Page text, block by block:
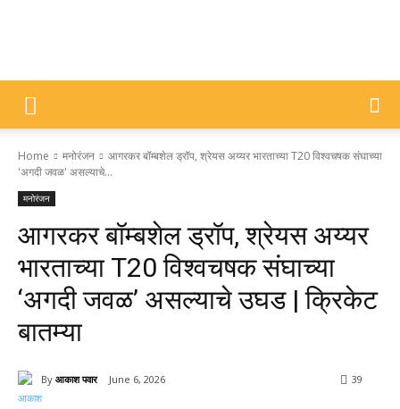
DIVYAJYOTI
SAMACHAR
Home मनोरंजन
आगरकर बॉम्बशेल ड्रॉप, श्रेयस अय्यर भारताच्या T20 विश्वचषक संघाच्या
'अगदी जवळ' असल्याचे...
मनोरंजन
आगरकर बॉम्बशेल ड्रॉप, श्रेयस अय्यर
भारताच्या T20 विश्वचषक संघाच्या
‘अगदी जवळ’ असल्याचे उघड | क्रिकेट
बातम्या
By आकाश पवार June 6, 2026 39